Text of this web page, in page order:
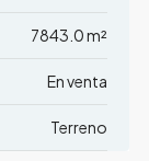
7843.0 m²
En venta
Terreno